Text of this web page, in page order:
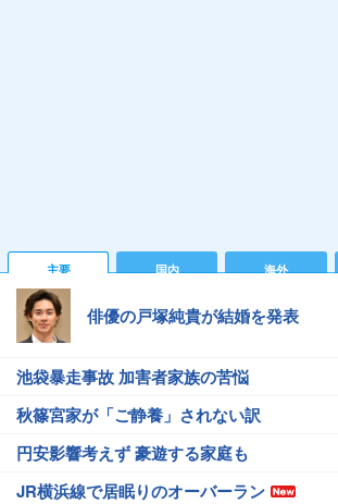
主要 国内 海外
俳優の戸塚純貴が結婚を発表
池袋暴走事故 加害者家族の苦悩
秋篠宮家が「ご静養」されない訳
円安影響考えず 豪遊する家庭も
JR横浜線で居眠りのオーバーラン